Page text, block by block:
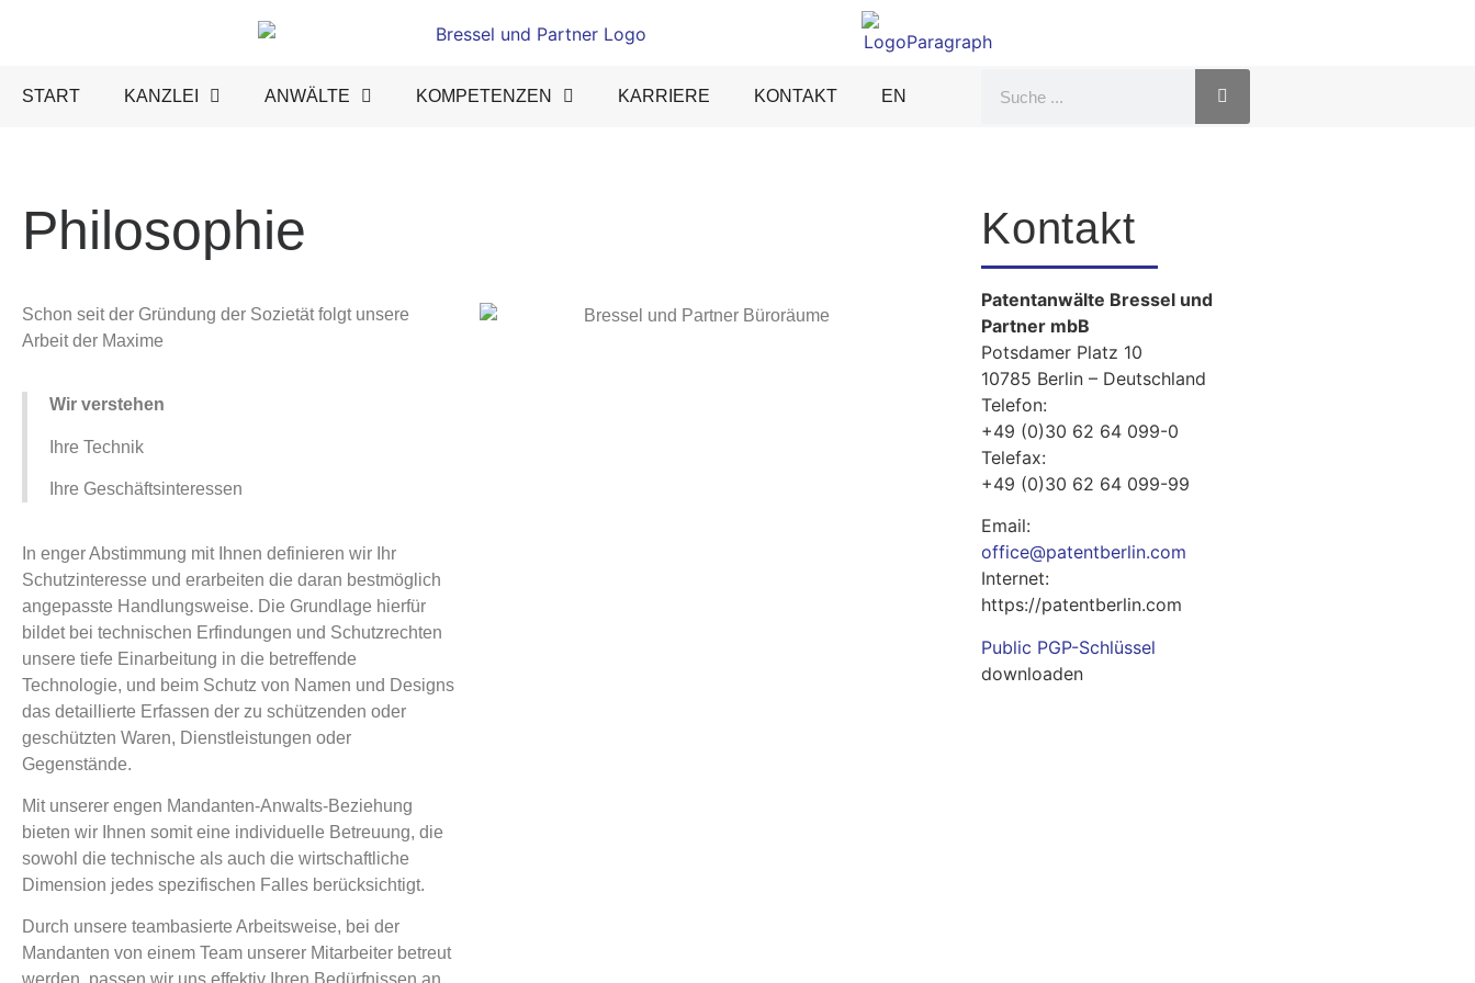
START KANZLEI ANWÄLTE KOMPETENZEN KARRIERE­ KONTAKT EN
Philosophie
Schon seit der Gründung der Sozietät folgt unsere
Arbeit der Maxime
Wir verstehen
Ihre Technik
Ihre Geschäftsinteressen
In enger Abstimmung mit Ihnen definieren wir Ihr
Schutzinteresse und erarbeiten die daran bestmöglich
angepasste Handlungsweise. Die Grundlage hierfür
bildet bei technischen Erfindungen und Schutzrechten
unsere tiefe Einarbeitung in die betreffende
Technologie, und beim Schutz von Namen und Designs
das detaillierte Erfassen der zu schützenden oder
geschützten Waren, Dienstleistungen oder
Gegenstände.
Mit unserer engen Mandanten-Anwalts-Beziehung
bieten wir Ihnen somit eine individuelle Betreuung, die
sowohl die technische als auch die wirtschaftliche
Dimension jedes spezifischen Falles berücksichtigt.
Durch unsere teambasierte Arbeitsweise, bei der
Mandanten von einem Team unserer Mitarbeiter betreut
Kontakt
Patentanwälte Bressel und
Partner mbB
Potsdamer Platz 10
10785 Berlin – Deutschland
Telefon:
+49 (0)30 62 64 099-0
Telefax:
+49 (0)30 62 64 099-99
Email:
office@patentberlin.com
Internet:
https://patentberlin.com
Public PGP-Schlüssel
downloaden